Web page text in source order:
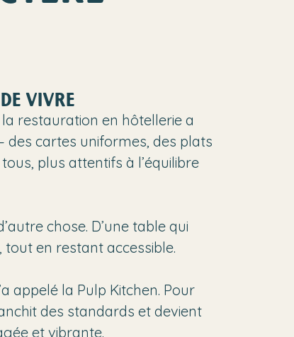
VIVRE
restauration en hôtellerie a
cartes uniformes, des plats
plus attentifs à l’équilibre
chose. D’une table qui
tout en restant accessible.
appelé la Pulp Kitchen. Pour
des standards et devient
et vibrante.